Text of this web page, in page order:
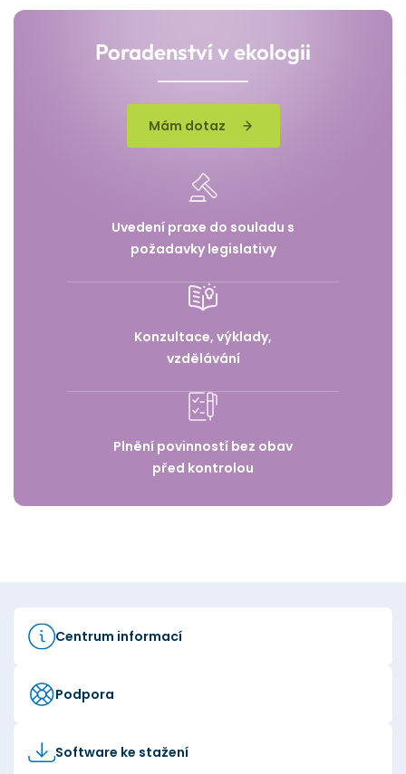
Poradenství v ekologii
Mám dotaz
Uvedení praxe do souladu s
požadavky legislativy
Konzultace, výklady,
vzdělávání
Plnění povinností bez obav
před kontrolou
Centrum informací
Podpora
Software ke stažení